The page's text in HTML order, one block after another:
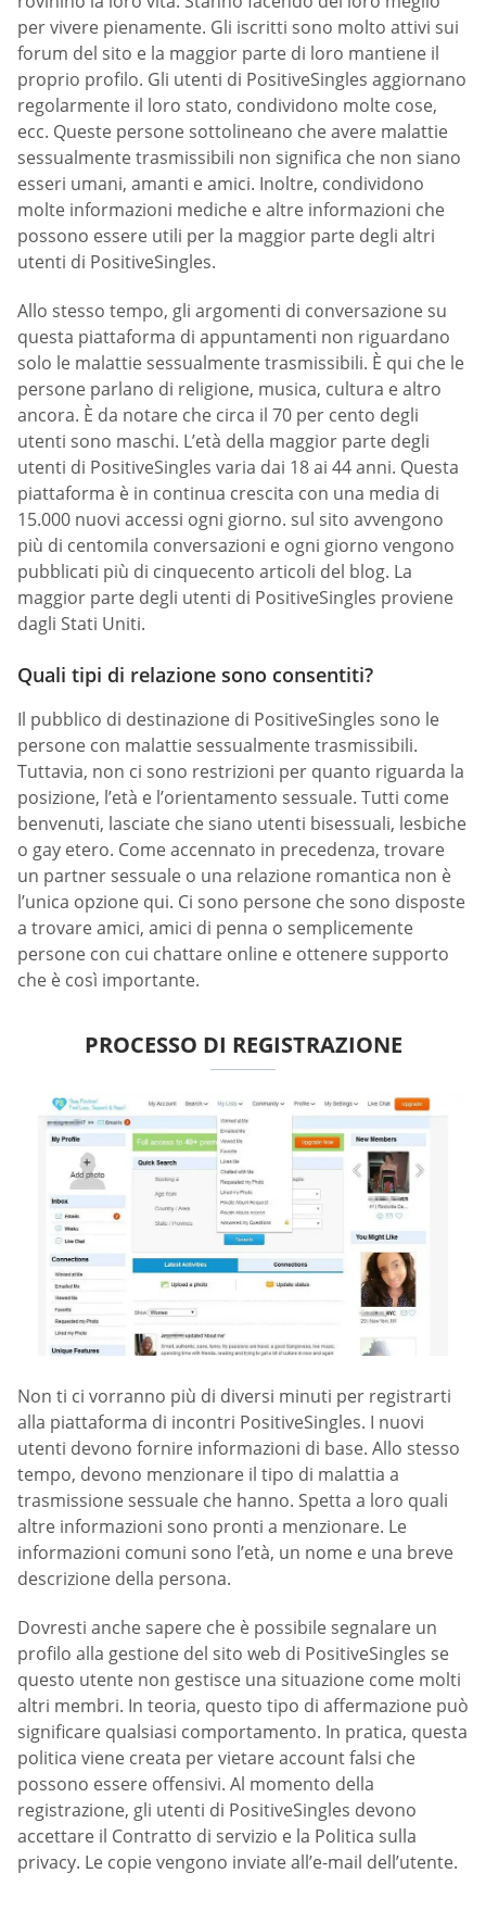
per vivere pienamente. Gli iscritti sono molto attivi sui
forum del sito e la maggior parte di loro mantiene il
proprio profilo. Gli utenti di PositiveSingles aggiornano
regolarmente il loro stato, condividono molte cose,
ecc. Queste persone sottolineano che avere malattie
sessualmente trasmissibili non significa che non siano
esseri umani, amanti e amici. Inoltre, condividono
molte informazioni mediche e altre informazioni che
possono essere utili per la maggior parte degli altri
utenti di PositiveSingles.
Allo stesso tempo, gli argomenti di conversazione su
questa piattaforma di appuntamenti non riguardano
solo le malattie sessualmente trasmissibili. È qui che le
persone parlano di religione, musica, cultura e altro
ancora. È da notare che circa il 70 per cento degli
utenti sono maschi. L’età della maggior parte degli
utenti di PositiveSingles varia dai 18 ai 44 anni. Questa
piattaforma è in continua crescita con una media di
15.000 nuovi accessi ogni giorno. sul sito avvengono
più di centomila conversazioni e ogni giorno vengono
pubblicati più di cinquecento articoli del blog. La
maggior parte degli utenti di PositiveSingles proviene
dagli Stati Uniti.
Quali tipi di relazione sono consentiti?
Il pubblico di destinazione di PositiveSingles sono le
persone con malattie sessualmente trasmissibili.
Tuttavia, non ci sono restrizioni per quanto riguarda la
posizione, l’età e l’orientamento sessuale. Tutti come
benvenuti, lasciate che siano utenti bisessuali, lesbiche
o gay etero. Come accennato in precedenza, trovare
un partner sessuale o una relazione romantica non è
l’unica opzione qui. Ci sono persone che sono disposte
a trovare amici, amici di penna o semplicemente
persone con cui chattare online e ottenere supporto
che è così importante.
PROCESSO DI REGISTRAZIONE
Non ti ci vorranno più di diversi minuti per registrarti
alla piattaforma di incontri PositiveSingles. I nuovi
utenti devono fornire informazioni di base. Allo stesso
tempo, devono menzionare il tipo di malattia a
trasmissione sessuale che hanno. Spetta a loro quali
altre informazioni sono pronti a menzionare. Le
informazioni comuni sono l’età, un nome e una breve
descrizione della persona.
Dovresti anche sapere che è possibile segnalare un
profilo alla gestione del sito web di PositiveSingles se
questo utente non gestisce una situazione come molti
altri membri. In teoria, questo tipo di affermazione può
significare qualsiasi comportamento. In pratica, questa
politica viene creata per vietare account falsi che
possono essere offensivi. Al momento della
registrazione, gli utenti di PositiveSingles devono
accettare il Contratto di servizio e la Politica sulla
privacy. Le copie vengono inviate all’e-mail dell’utente.